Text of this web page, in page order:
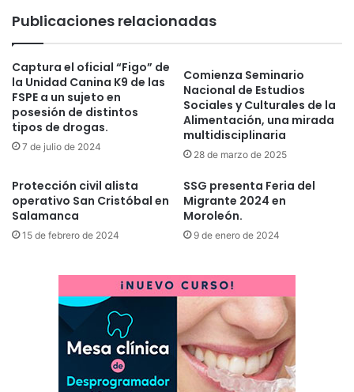
Publicaciones relacionadas
Captura el oficial “Figo” de
la Unidad Canina K9 de las
FSPE a un sujeto en
posesión de distintos
tipos de drogas.
7 de julio de 2024
Comienza Seminario
Nacional de Estudios
Sociales y Culturales de la
Alimentación, una mirada
multidisciplinaria
28 de marzo de 2025
Protección civil alista
operativo San Cristóbal en
Salamanca
15 de febrero de 2024
SSG presenta Feria del
Migrante 2024 en
Moroleón.
9 de enero de 2024